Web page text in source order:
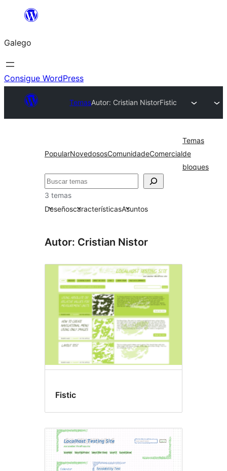
Saltar
contido
Galego
Consigue WordPress
TemasAutor: Cristian NistorFistic
PopularNovedososComunidadeComercial
Temas
de
bloques
Buscar
3 temas
DeseñoscaracterísticasAsuntos
Autor: Cristian Nistor
Fistic